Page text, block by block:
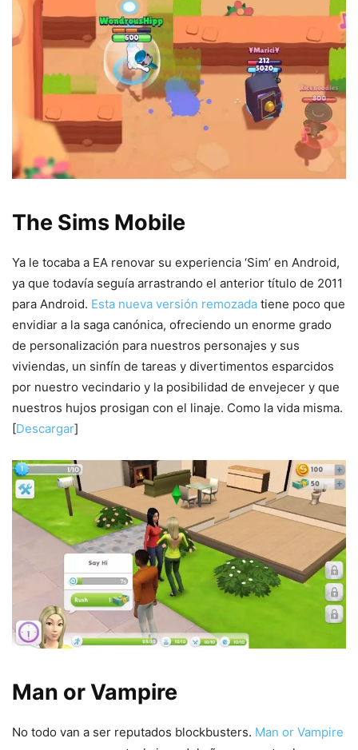
The Sims Mobile
Ya le tocaba a EA renovar su experiencia ‘Sim’ en Android,
ya que todavía seguía arrastrando el anterior título de 2011
para Android. Esta nueva versión remozada tiene poco que
envidiar a la saga canónica, ofreciendo un enorme grado
de personalización para nuestros personajes y sus
viviendas, un sinfín de tareas y divertimentos esparcidos
por nuestro vecindario y la posibilidad de envejecer y que
nuestros hujos prosigan con el linaje. Como la vida misma.
[Descargar]
Man or Vampire
No todo van a ser reputados blockbusters. Man or Vampire